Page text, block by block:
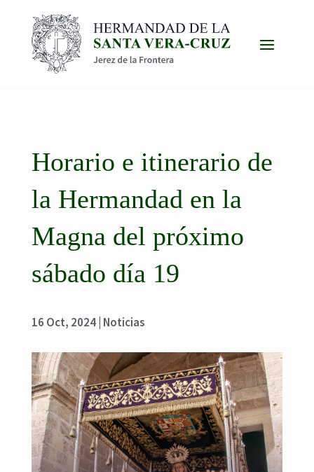
Horario e itinerario de
la Hermandad en la
Magna del próximo
sábado día 19
16 Oct, 2024| Noticias